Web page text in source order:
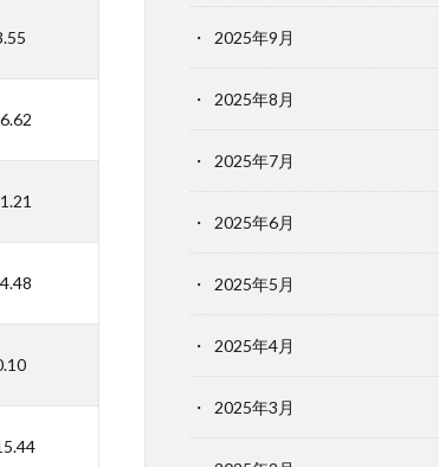
2025年9月
2025年8月
2025年7月
2025年6月
2025年5月
2025年4月
2025年3月